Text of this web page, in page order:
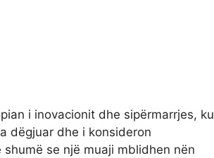
i inovacionit dhe sipërmarrjes, ku
dëgjuar dhe i konsideron
se një muaji mblidhen nën